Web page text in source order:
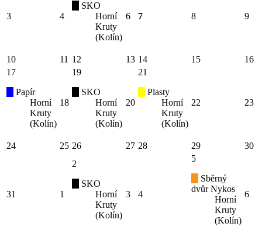
3 4
SKO
Horní
Kruty
(Kolín)
6 7 8 9
10 11 12 13 14 15
16
17
Papír
Horní
Kruty
(Kolín)
18
19
SKO
Horní
Kruty
(Kolín)
20
21
Plasty
Horní
Kruty
(Kolín)
22 23
24 25 26 27 28 29 30
31 1
2
SKO
Horní
Kruty
(Kolín)
3 4
5
Sběrný
dvůr Nykos
Horní
Kruty
(Kolín)
6